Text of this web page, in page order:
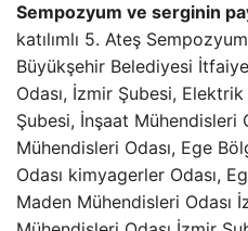
Sempozyum ve serginin
katılımlı 5. Ateş
Büyükşehir Belediyesi
Odası, İzmir Şubesi,
Şubesi, İnşaat Mühendisleri
Mühendisleri Odası, Ege
Odası kimyagerler Odası,
Maden Mühendisleri Odası